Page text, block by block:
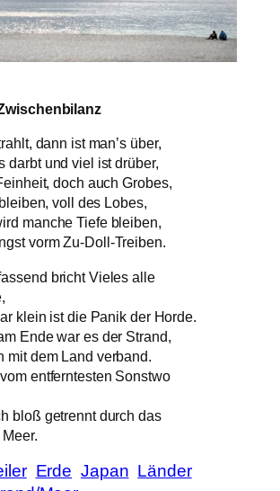
dann ist man’s über,
darbt und viel ist drüber,
doch auch Grobes,
voll des Lobes,
manche Tiefe bleiben,
vorm Zu-Doll-Treiben.
bricht Vieles alle
klein ist die Panik der Horde.
Ende war es der Strand,
mit dem Land verband.
entferntesten Sonstwo
bloß getrennt durch das
Erde Japan Länder